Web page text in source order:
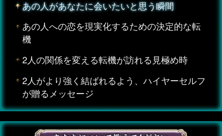
あの人があなたに会いたいと思う瞬間
あの人への恋を現実化するための決定的な転
機
2人の関係を変える転機が訪れる見極め時
2人がより強く結ばれるよう、ハイヤーセルフ
が贈るメッセージ